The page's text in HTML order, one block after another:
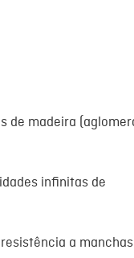
de madeira
infinitas de
a